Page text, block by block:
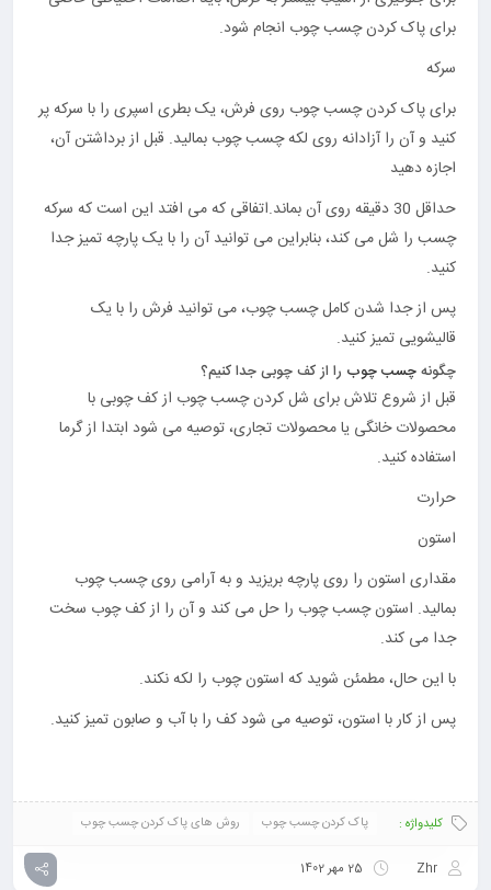
برای پاک کردن چسب چوب انجام شود.
سرکه
برای پاک کردن چسب چوب روی فرش، یک بطری اسپری را با سرکه پر
کنید و آن را آزادانه روی لکه چسب چوب بمالید. قبل از برداشتن آن،
اجازه دهید
حداقل 30 دقیقه روی آن بماند.اتفاقی که می افتد این است که سرکه
چسب را شل می کند، بنابراین می توانید آن را با یک پارچه تمیز جدا
کنید.
پس از جدا شدن کامل چسب چوب، می توانید فرش را با یک
قالیشویی تمیز کنید.
چگونهچسب چوب را از کف چوبی جدا کنیم؟
قبل از شروع تلاش برای شل کردن چسب چوب از کف چوبی با
محصولات خانگی یا محصولات تجاری، توصیه می شود ابتدا از گرما
استفاده کنید.
حرارت
استون
مقداری استون را روی پارچه بریزید و به آرامی روی چسب چوب
بمالید. استون چسب چوب را حل می کند و آن را از کف چوب سخت
جدا می کند.
با این حال، مطمئن شوید که استون چوب را لکه نکند.
پس از کار با استون، توصیه می شود کف را با آب و صابون تمیز کنید.
کلیدواژه : پاک کردن چسب چوب روش های پاک کردن چسب چوب
Zhr 25 مهر 1402